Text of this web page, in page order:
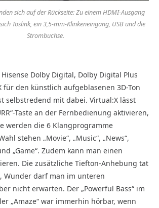
sich auf der Rückseite: Zu einem HDMI-Ausgang
Toslink, ein 3,5-mm-Klinkeneingang, USB und die
Strombuchse.
Dolby Digital, Dolby Digital Plus
für den künstlich aufgeblasenen 3D-Ton
selbstredend mit dabei. Virtual:X lässt
Taste an der Fernbedienung aktivieren,
werden die 6 Klangprogramme
stehen „Movie“, „Music“, „News“,
„Game“. Zudem kann man einen
Die zusätzliche Tiefton-Anhebung tat
Wunder darf man im unteren
nicht erwarten. Der „Powerful Bass“ im
„Amaze“ war immerhin hörbar, wenn